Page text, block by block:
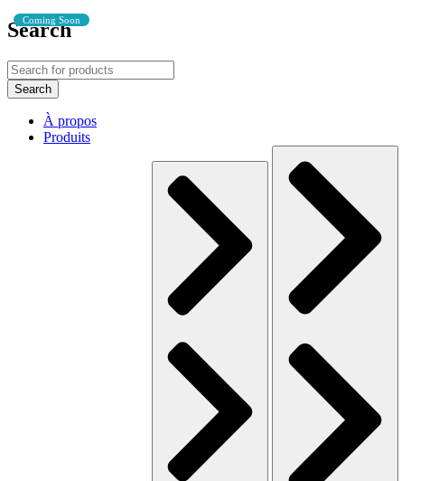
Search
À propos
Produits
Coming Soon